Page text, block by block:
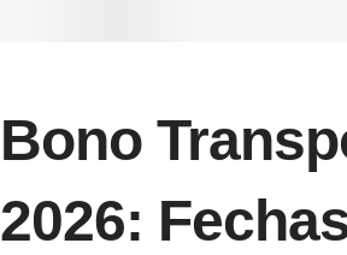
Bono
2026: